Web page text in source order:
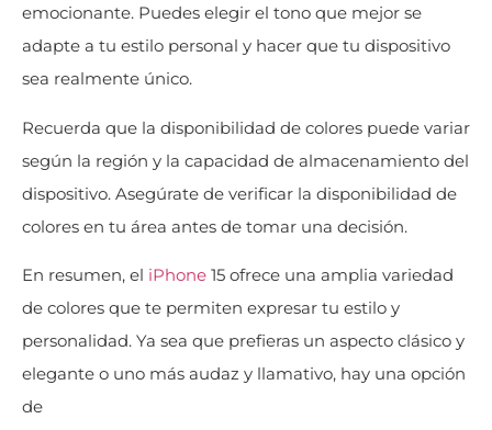
emocionante. Puedes elegir el tono que mejor se
adapte a tu estilo personal y hacer que tu dispositivo
sea realmente único.
Recuerda que la disponibilidad de colores puede variar
según la región y la capacidad de almacenamiento del
dispositivo. Asegúrate de verificar la disponibilidad de
colores en tu área antes de tomar una decisión.
En resumen, el iPhone 15 ofrece una amplia variedad
de colores que te permiten expresar tu estilo y
personalidad. Ya sea que prefieras un aspecto clásico y
elegante o uno más audaz y llamativo, hay una opción
de